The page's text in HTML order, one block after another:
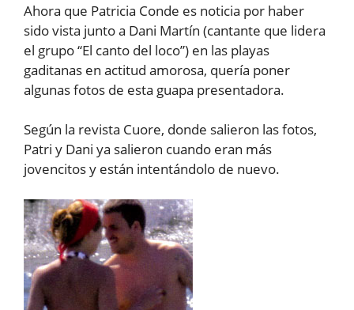
Ahora que Patricia Conde es noticia por haber
sido vista junto a Dani Martín (cantante que lidera
el grupo “El canto del loco”) en las playas
gaditanas en actitud amorosa, quería poner
algunas fotos de esta guapa presentadora.
Según la revista Cuore, donde salieron las fotos,
Patri y Dani ya salieron cuando eran más
jovencitos y están intentándolo de nuevo.